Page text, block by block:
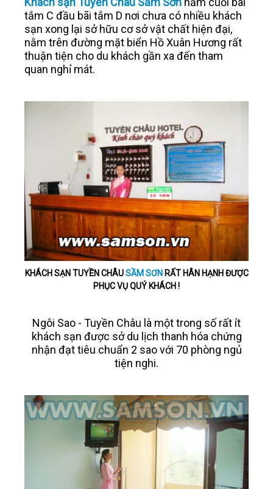
tắm C đầu bãi tắm D nơi chưa có nhiều khách
sạn xong lại sở hữu cơ sở vật chất hiện đại,
nằm trên đường mặt biển Hồ Xuân Hương rất
thuận tiện cho du khách gần xa đến tham
quan nghỉ mát.
KHÁCH SẠN TUYỀN CHÂUSẦM SƠN RẤT HÂN HẠNH ĐƯỢC
PHỤC VỤ QUÝ KHÁCH !
Ngôi Sao - Tuyền Châu là một trong số rất ít
khách sạn được sở du lịch thanh hóa chứng
nhận đạt tiêu chuẩn 2 sao với 70 phòng ngủ
tiện nghi.